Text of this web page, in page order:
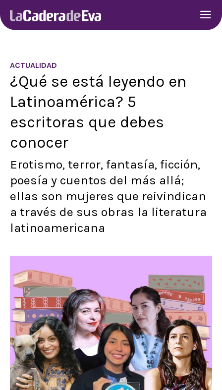
ACTUALIDAD
¿Qué se está leyendo en
Latinoamérica? 5
escritoras que debes
conocer
Erotismo, terror, fantasía, ficción,
poesía y cuentos del más allá;
ellas son mujeres que reivindican
a través de sus obras la literatura
latinoamericana